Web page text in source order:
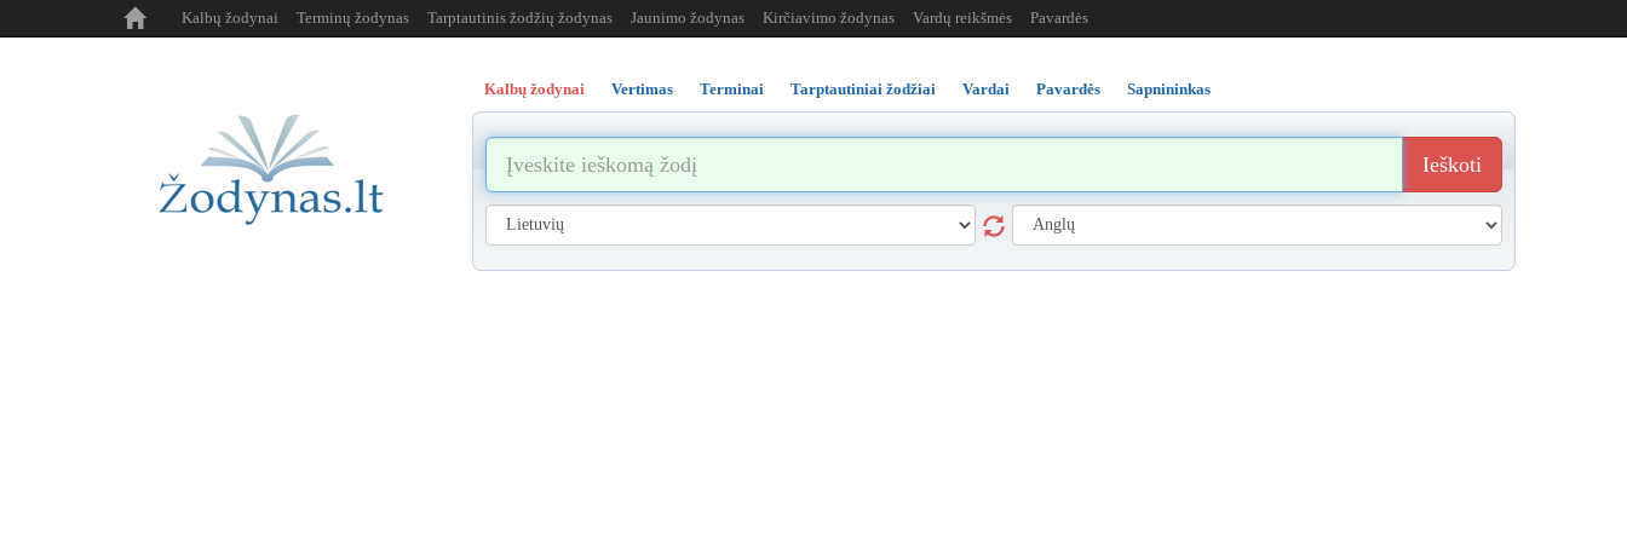
Kalbų žodynai Terminų žodynas Tarptautinis žodžių žodynas Jaunimo žodynas Kirčiavimo žodynas Vardų reikšmės Pavardės
Kalbų žodynai Vertimas Terminai Tarptautiniai žodžiai Vardai Pavardės Sapnininkas
Ieškoti